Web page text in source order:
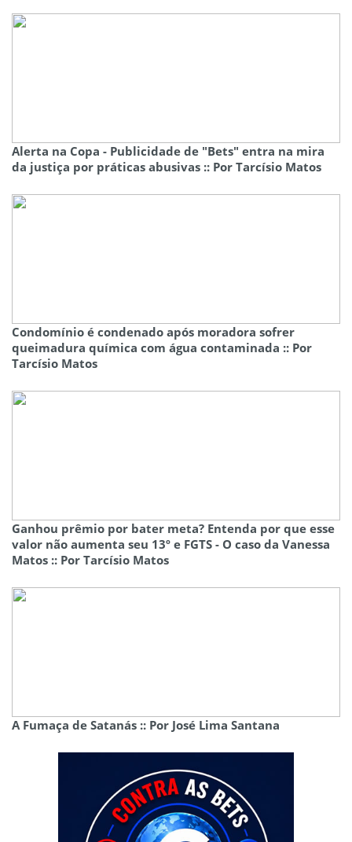
Alerta na Copa - Publicidade de "Bets" entra na mira
da justiça por práticas abusivas :: Por Tarcísio Matos
Condomínio é condenado após moradora sofrer
queimadura química com água contaminada :: Por
Tarcísio Matos
Ganhou prêmio por bater meta? Entenda por que esse
valor não aumenta seu 13º e FGTS - O caso da Vanessa
Matos :: Por Tarcísio Matos
A Fumaça de Satanás :: Por José Lima Santana